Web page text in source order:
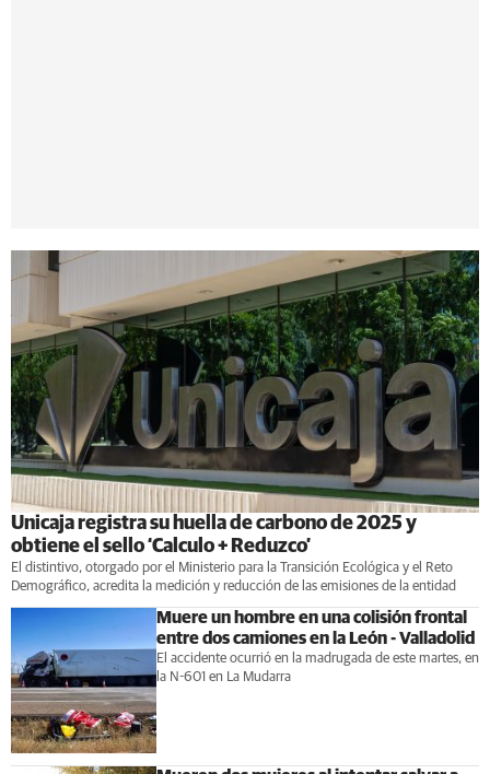
Unicaja registra su huella de carbono de 2025 y
obtiene el sello ‘Calculo + Reduzco’
El distintivo, otorgado por el Ministerio para la Transición Ecológica y el Reto
Demográfico, acredita la medición y reducción de las emisiones de la entidad
Muere un hombre en una colisión frontal
entre dos camiones en la León - Valladolid
El accidente ocurrió en la madrugada de este martes, en
la N-601 en La Mudarra